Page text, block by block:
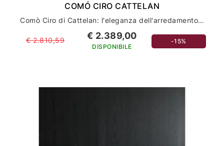
COMÓ CIRO CATTELAN
Comò Ciro di Cattelan: l'eleganza dell'arredamento per la tua casa
€ 2.810,59 € 2.389,00
DISPONIBILE
-15%